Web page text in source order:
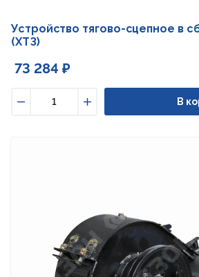
Устройство тягово-сцепное в
(ХТЗ)
73 284 ₽
Увеличить
В